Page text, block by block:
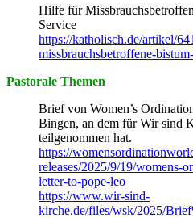
Hilfe für
Service
https://katholisch.de/artikel/
missbrauchsbetroffene-
Pastorale Themen
Brief von Women’s
Bingen, an dem für Wir sind
teilgenommen hat.
https://
releases/2025/9/19/womens-
letter-to-pope-leo
https://www.wir-sind-
kirche.de/files/wsk/2025/